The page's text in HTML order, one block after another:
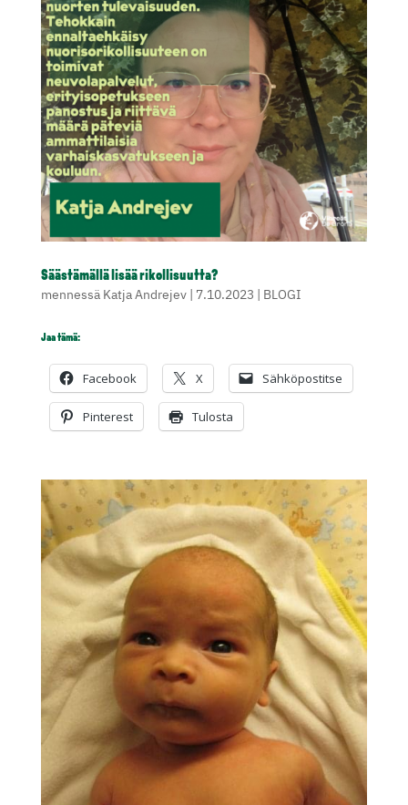
Säästämällä lisää rikollisuutta?
mennessä Katja Andrejev| 7.10.2023 | BLOGI
Jaa tämä:
Facebook X Sähköpostitse
Pinterest Tulosta